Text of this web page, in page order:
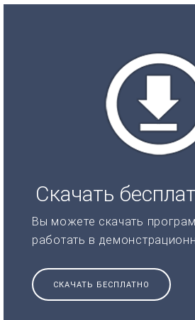
Скачать
Вы можете скачать
работать в
СКАЧАТЬ БЕСПЛАТНО